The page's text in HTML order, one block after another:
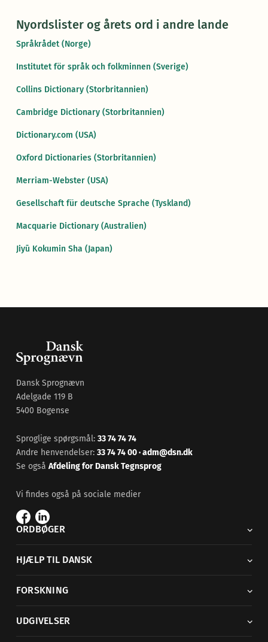
Nyordslister og årets ord i andre lande
Språkrådet (Norge)
Institutet för språk och folkminnen (Sverige)
Collins Dictionary (Storbritannien)
Cambridge Dictionary (Storbritannien)
Dictionary.com (USA)
Oxford Dictionaries (Storbritannien)
Merriam-Webster (USA)
Gesellschaft für deutsche Sprache (Tyskland)
Macquarie Dictionary (Australien)
Jiyū Kokumin Sha (Japan)
Dansk Sprognævn
Adelgade 119 B
5400 Bogense
Sproglige spørgsmål: 33 74 74 74
Andre henvendelser: 33 74 74 00·adm@dsn.dk
Se også Afdeling for Dansk Tegnsprog
Vi findes også på sociale medier
ORDBØGER
HJÆLP TIL DANSK
FORSKNING
UDGIVELSER